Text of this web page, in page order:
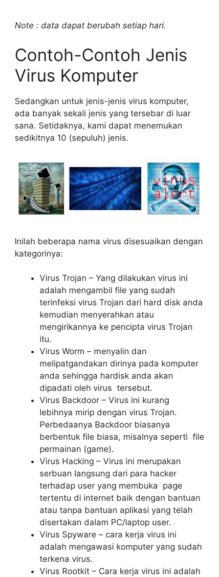
Note : data dapat berubah setiap hari.
Contoh-Contoh Jenis
Virus Komputer
Sedangkan untuk jenis-jenis virus komputer,
ada banyak sekali jenis yang tersebar di luar
sana. Setidaknya, kami dapat menemukan
sedikitnya 10 (sepuluh) jenis.
Inilah beberapa nama virus disesuaikan dengan
kategorinya:
Virus Trojan – Yang dilakukan virus ini
adalah mengambil file yang sudah
terinfeksi virus Trojan dari hard disk anda
kemudian menyerahkan atau
mengirikannya ke pencipta virus Trojan
itu.
Virus Worm – menyalin dan
melipatgandakan dirinya pada komputer
anda sehingga hardisk anda akan
dipadati oleh virus tersebut.
Virus Backdoor – Virus ini kurang
lebihnya mirip dengan virus Trojan.
Perbedaanya Backdoor biasanya
berbentuk file biasa, misalnya seperti file
permainan (game).
Virus Hacking – Virus ini merupakan
serbuan langsung dari para hacker
terhadap user yang membuka page
tertentu di internet baik dengan bantuan
atau tanpa bantuan aplikasi yang telah
disertakan dalam PC/laptop user.
Virus Spyware – cara kerja virus ini
adalah mengawasi komputer yang sudah
terkena virus.
Virus Rootkit – Cara kerja virus ini adalah